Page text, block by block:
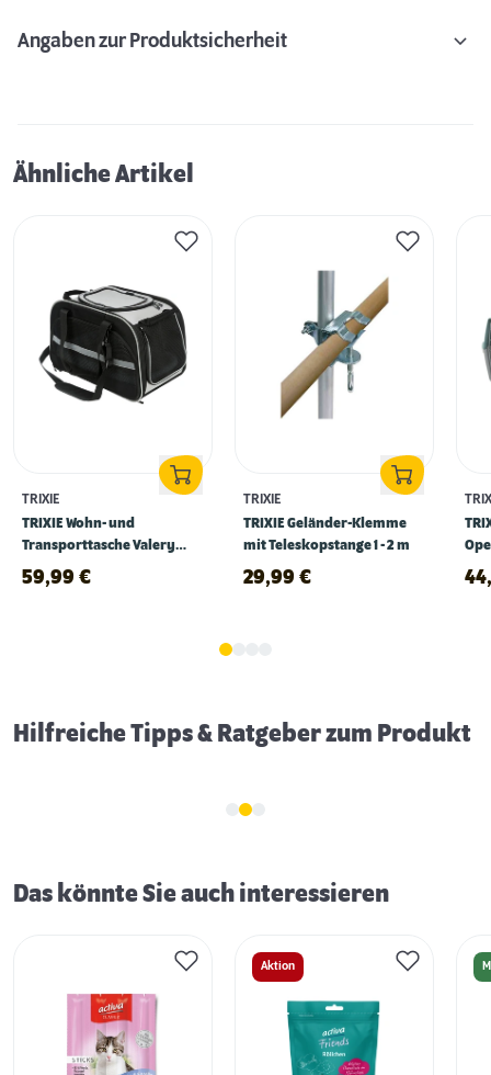
Angaben zur Produktsicherheit
Ähnliche Artikel
TRIXIE
TRIXIE Wohn- und
Transporttasche Valery
schwarz
59,99 €
TRIXIE
TRIXIE Geländer-Klemme
mit Teleskopstange 1 - 2 m
29,99 €
Hilfreiche Tipps & Ratgeber zum Produkt
Das könnte Sie auch interessieren
Aktion